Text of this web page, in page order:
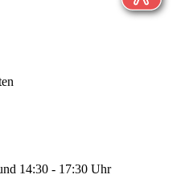
14:30 - 17:30 Uhr